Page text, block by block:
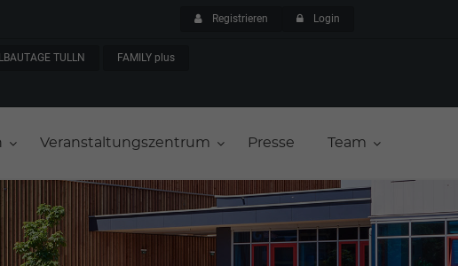
Registrieren Login
TULLN FAMILY plus
Veranstaltungszentrum Presse Team